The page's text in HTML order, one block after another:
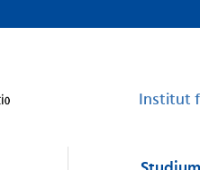
Institut